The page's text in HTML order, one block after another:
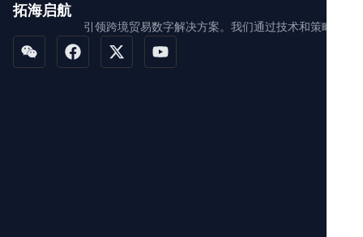
拓海启航
引领跨境贸易数字解决方案。我们通过技术和策略赋能